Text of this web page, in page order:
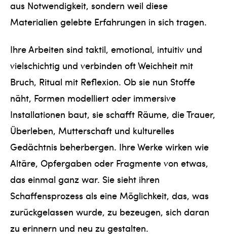
aus Notwendigkeit, sondern weil diese
Materialien gelebte Erfahrungen in sich tragen.
Ihre Arbeiten sind taktil, emotional, intuitiv und
vielschichtig und verbinden oft Weichheit mit
Bruch, Ritual mit Reflexion. Ob sie nun Stoffe
näht, Formen modelliert oder immersive
Installationen baut, sie schafft Räume, die Trauer,
Überleben, Mutterschaft und kulturelles
Gedächtnis beherbergen. Ihre Werke wirken wie
Altäre, Opfergaben oder Fragmente von etwas,
das einmal ganz war. Sie sieht ihren
Schaffensprozess als eine Möglichkeit, das, was
zurückgelassen wurde, zu bezeugen, sich daran
zu erinnern und neu zu gestalten.